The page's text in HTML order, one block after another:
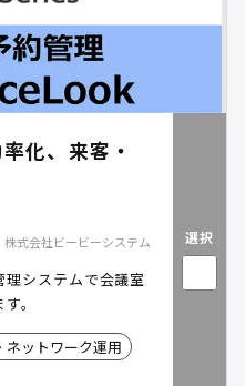
化、来客・
株式会社ビービーシステム
システムで会議室
。
ネットワーク運用
選択